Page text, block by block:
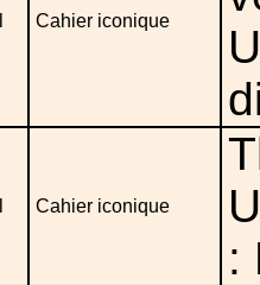
Cahier iconique
Cahier iconique
: